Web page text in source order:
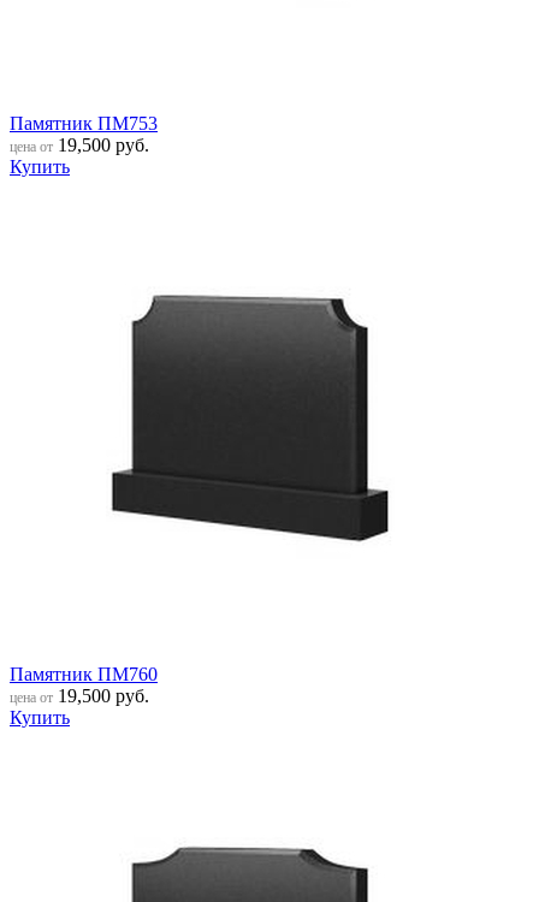
Памятник ПМ753
цена от 19,500 руб.
Купить
Памятник ПМ760
цена от 19,500 руб.
Купить